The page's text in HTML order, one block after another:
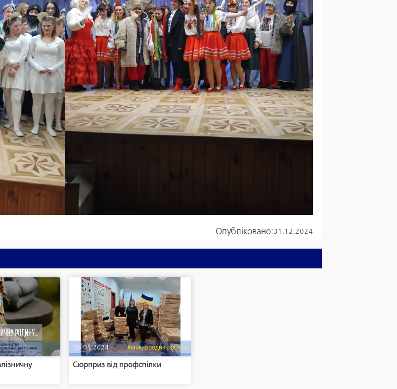
Опубліковано:31.12.2024
09.01.2024 #міжнародна робота
Сюрприз від профспілки